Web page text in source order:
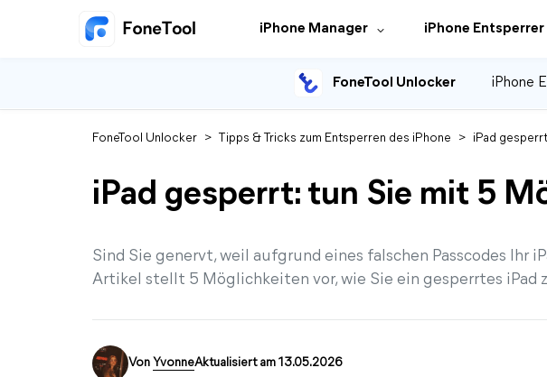
iPhone Manager iPhone Entsperrer
FoneTool Unlocker iPhone
FoneTool Unlocker > Tipps & Tricks zum Entsperren des iPhone > iPad
iPad gesperrt: tun Sie mit 5
Sind Sie genervt, weil aufgrund eines falschen Passcodes Ihr
Artikel stellt 5 Möglichkeiten vor, wie Sie ein gesperrtes iPad
Von YvonneAktualisiert am 13.05.2026